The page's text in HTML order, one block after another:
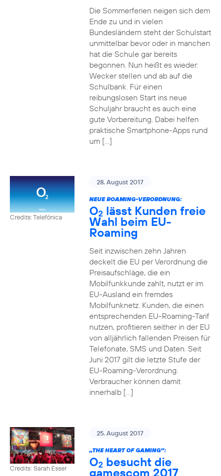
Die Sommerferien neigen sich dem
Ende zu und in vielen
Bundesländern steht der Schulstart
unmittelbar bevor oder in manchen
hat die Schule gar bereits
begonnen. Nun heißt es wieder:
Wecker stellen und ab auf die
Schulbank. Für einen
reibungslosen Start ins neue
Schuljahr braucht es auch eine
gute Vorbereitung. Dabei helfen
praktische Smartphone-Apps rund
um […]
Credits: Telefónica
28. August 2017
NEUE ROAMING-VERORDNUNG:
O2 lässt Kunden freie
Wahl beim EU-
Roaming
Seit inzwischen zehn Jahren
deckelt die EU per Verordnung die
Preisaufschläge, die ein
Mobilfunkkunde zahlt, nutzt er im
EU-Ausland ein fremdes
Mobilfunknetz. Kunden, die einen
entsprechenden EU-Roaming-Tarif
nutzen, profitieren seither in der EU
von alljährlich fallenden Preisen für
Telefonate, SMS und Daten. Seit
Juni 2017 gilt die letzte Stufe der
EU-Roaming-Verordnung.
Verbraucher können damit
innerhalb […]
Credits: Sarah Esser
25. August 2017
„THE HEART OF GAMING”:
O2 besucht die
gamescom 2017